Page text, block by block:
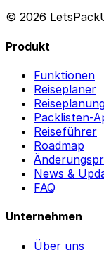
© 2026
Produkt
Funktionen
Reiseplaner
Packlisten-
Reiseführer
Roadmap
News &
FAQ
Unternehmen
Über uns